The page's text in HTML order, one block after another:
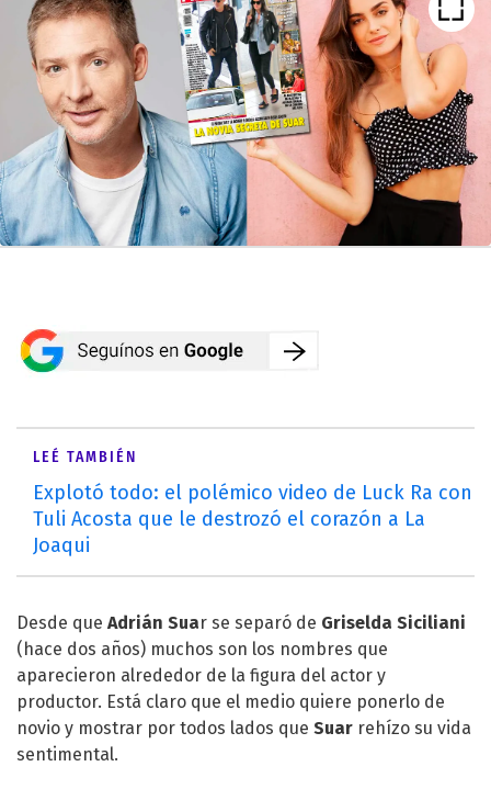
LEÉ TAMBIÉN
Explotó todo: el polémico video de Luck Ra con
Tuli Acosta que le destrozó el corazón a La
Joaqui
Desde que Adrián Suar se separó de Griselda Siciliani
(hace dos años) muchos son los nombres que
aparecieron alrededor de la figura del actor y
productor. Está claro que el medio quiere ponerlo de
novio y mostrar por todos lados que Suar rehízo su vida
sentimental.